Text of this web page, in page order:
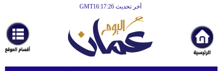
آخر تحديث GMT16:17:26
أخبارعاجلة
رياضة